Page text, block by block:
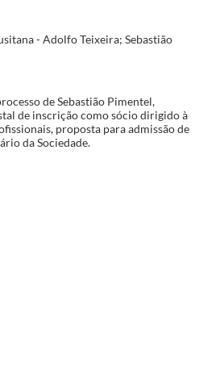
- Adolfo Teixeira; Sebastião
de Sebastião Pimentel,
de inscrição como sócio dirigido à
proposta para admissão de
da Sociedade.